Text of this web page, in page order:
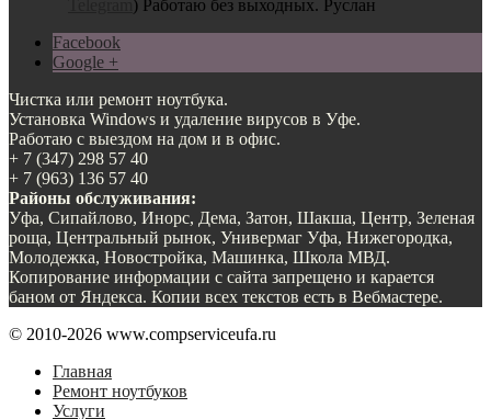
) Работаю без выходных. Руслан
Facebook
Google +
Чистка или ремонт ноутбука.
Установка Windows и удаление вирусов в Уфе.
Работаю с выездом на дом и в офис.
+ 7 (347) 298 57 40
+ 7 (963) 136 57 40
Районы обслуживания:
Уфа, Сипайлово, Инорс, Дема, Затон, Шакша, Центр, Зеленая
роща, Центральный рынок, Универмаг Уфа, Нижегородка,
Молодежка, Новостройка, Машинка, Школа МВД.
Копирование информации с сайта запрещено и карается
баном от Яндекса. Копии всех текстов есть в Вебмастере.
© 2010-2026 www.compserviceufa.ru
Главная
Ремонт ноутбуков
Услуги